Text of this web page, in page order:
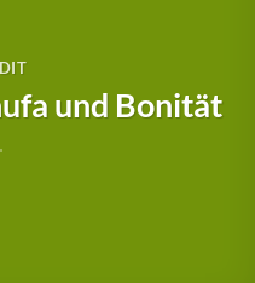
und Bonität